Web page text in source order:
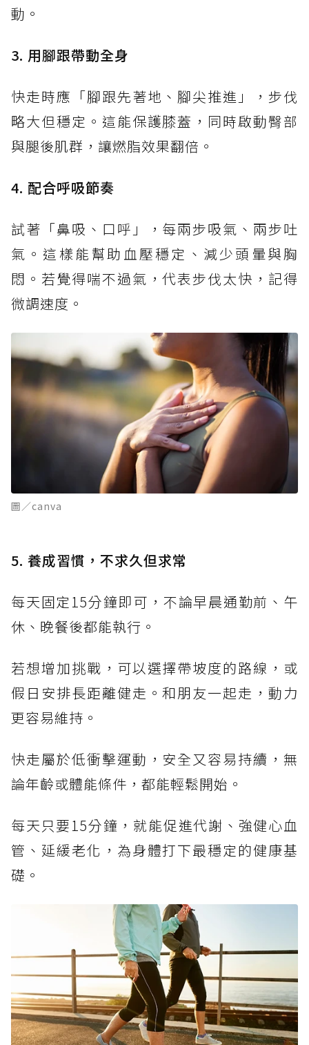
動。
3. 用腳跟帶動全身
快走時應「腳跟先著地、腳尖推進」，步伐
略大但穩定。這能保護膝蓋，同時啟動臀部
與腿後肌群，讓燃脂效果翻倍。
4. 配合呼吸節奏
試著「鼻吸、口呼」，每兩步吸氣、兩步吐
氣。這樣能幫助血壓穩定、減少頭暈與胸
悶。若覺得喘不過氣，代表步伐太快，記得
微調速度。
圖／canva
5. 養成習慣，不求久但求常
每天固定15分鐘即可，不論早晨通勤前、午
休、晚餐後都能執行。
若想增加挑戰，可以選擇帶坡度的路線，或
假日安排長距離健走。和朋友一起走，動力
更容易維持。
快走屬於低衝擊運動，安全又容易持續，無
論年齡或體能條件，都能輕鬆開始。
每天只要15分鐘，就能促進代謝、強健心血
管、延緩老化，為身體打下最穩定的健康基
礎。